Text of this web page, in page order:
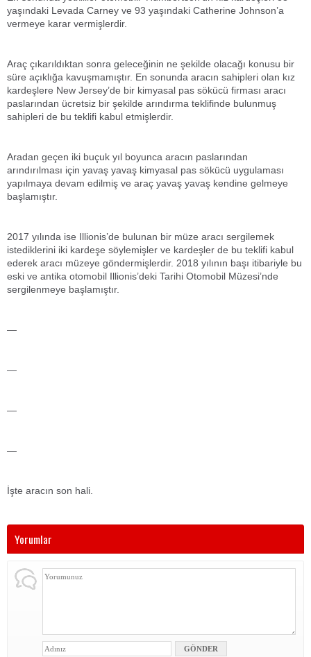
yaşındaki Levada Carney ve 93 yaşındaki Catherine Johnson’a
vermeye karar vermişlerdir.
Araç çıkarıldıktan sonra geleceğinin ne şekilde olacağı konusu bir
süre açıklığa kavuşmamıştır. En sonunda aracın sahipleri olan kız
kardeşlere New Jersey’de bir kimyasal pas sökücü firması aracı
paslarından ücretsiz bir şekilde arındırma teklifinde bulunmuş
sahipleri de bu teklifi kabul etmişlerdir.
Aradan geçen iki buçuk yıl boyunca aracın paslarından
arındırılması için yavaş yavaş kimyasal pas sökücü uygulaması
yapılmaya devam edilmiş ve araç yavaş yavaş kendine gelmeye
başlamıştır.
2017 yılında ise Illionis’de bulunan bir müze aracı sergilemek
istediklerini iki kardeşe söylemişler ve kardeşler de bu teklifi kabul
ederek aracı müzeye göndermişlerdir. 2018 yılının başı itibariyle bu
eski ve antika otomobil Illionis’deki Tarihi Otomobil Müzesi’nde
sergilenmeye başlamıştır.
—
—
—
—
İşte aracın son hali.
Yorumlar